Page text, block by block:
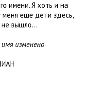
имени. Я хоть и на
меня еще дети здесь,
вышло...
имя изменено